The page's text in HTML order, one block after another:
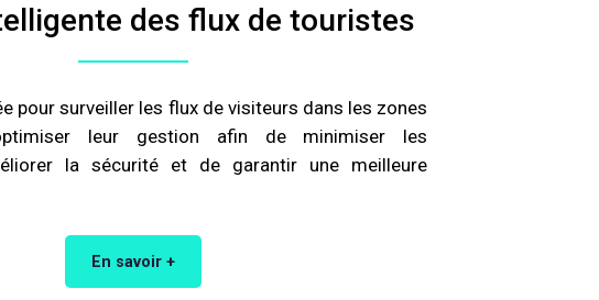
des flux de touristes
pour surveiller les flux de visiteurs dans les zones
leur gestion afin de minimiser les
la sécurité et de garantir une meilleure
En savoir +